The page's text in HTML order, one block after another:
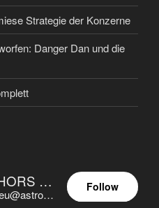
Strategie der Konzerne
Danger Dan und die
ASTROCOHORS EUNOIA ULTIMA
@astrocohors.eu@astrocohors.eu
Follow